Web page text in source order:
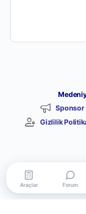
Sponsor
Gizlilik
Araçlar Forum